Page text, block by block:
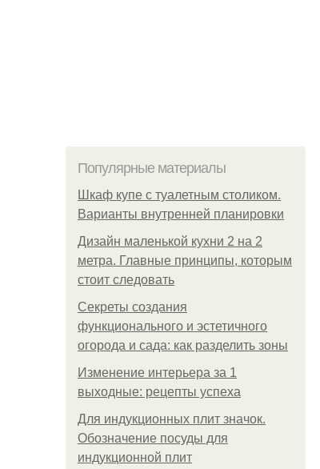
Популярные материалы
Шкаф купе с туалетным столиком.
Варианты внутренней планировки
Дизайн маленькой кухни 2 на 2
метра. Главные принципы, которым
стоит следовать
Секреты создания
функционального и эстетичного
огорода и сада: как разделить зоны
Изменение интерьера за 1
выходные: рецепты успеха
Для индукционных плит значок.
Обозначение посуды для
индукционной плит